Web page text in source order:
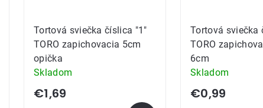
Tortová sviečka číslica "1"
TORO zapichovacia 5cm
opička
Skladom
€1,69
Tortová sviečka
TORO
6cm
Skladom
€0,99